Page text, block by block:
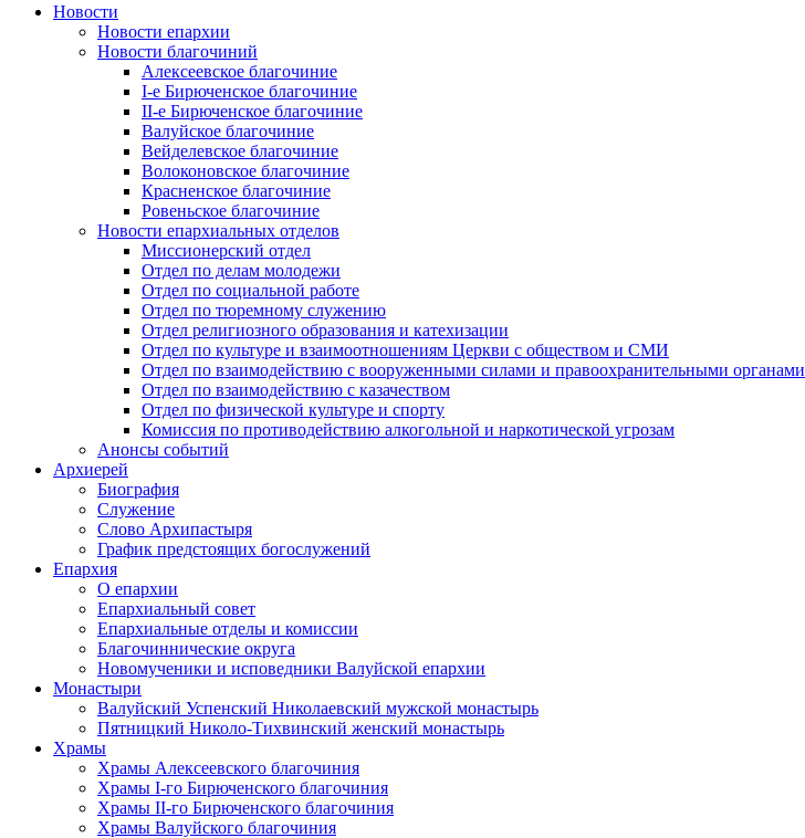
Новости
Новости епархии
Новости благочиний
Алексеевское благочиние
I-е Бирюченское благочиние
II-е Бирюченское благочиние
Валуйское благочиние
Вейделевское благочиние
Волоконовское благочиние
Красненское благочиние
Ровеньское благочиние
Новости епархиальных отделов
Миссионерский отдел
Отдел по делам молодежи
Отдел по социальной работе
Отдел по тюремному служению
Отдел религиозного образования и катехизации
Отдел по культуре и взаимоотношениям Церкви с обществом и СМИ
Отдел по взаимодействию с вооруженными силами и правоохранительными органами
Отдел по взаимодействию с казачеством
Отдел по физической культуре и спорту
Комиссия по противодействию алкогольной и наркотической угрозам
Анонсы событий
Архиерей
Биография
Служение
Слово Архипастыря
График предстоящих богослужений
Епархия
О епархии
Епархиальный совет
Епархиальные отделы и комиссии
Благочиннические округа
Новомученики и исповедники Валуйской епархии
Монастыри
Валуйский Успенский Николаевский мужской монастырь
Пятницкий Николо-Тихвинский женский монастырь
Храмы
Храмы Алексеевского благочиния
Храмы I-го Бирюченского благочиния
Храмы II-го Бирюченского благочиния
Храмы Валуйского благочиния